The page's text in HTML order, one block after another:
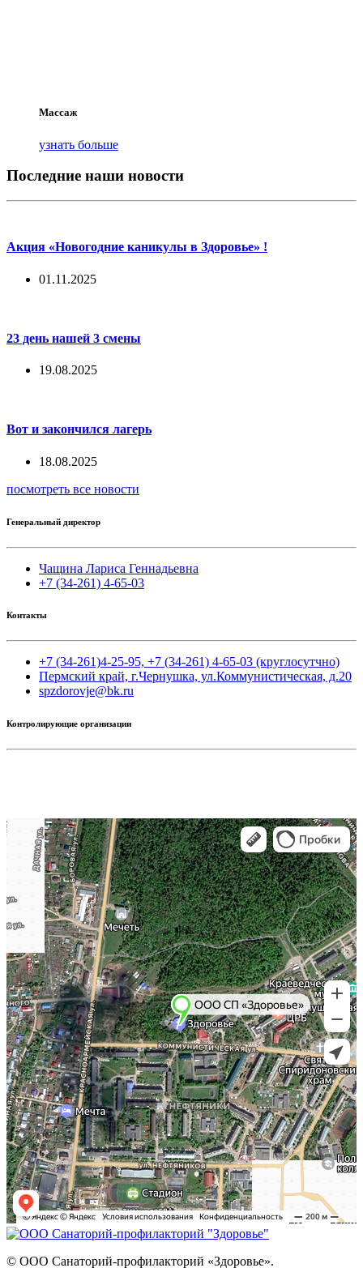
Массаж
узнать больше
Последние наши новости
Акция «Новогодние каникулы в Здоровье» !
01.11.2025
23 день нашей 3 смены
19.08.2025
Вот и закончился лагерь
18.08.2025
посмотреть все новости
Генеральный директор
Чащина Лариса Геннадьевна
+7 (34-261) 4-65-03
Контакты
+7 (34-261)4-25-95, +7 (34-261) 4-65-03 (круглосутчно)
Пермский край, г.Чернушка, ул.Коммунистическая, д.20
spzdorovje@bk.ru
Контролирующие организации
© ООО Cанаторий-профилакторий «Здоровье».